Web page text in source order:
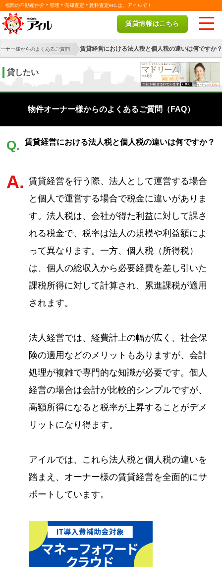
福岡の不動産仲介＊管理＊売却査定＊賃料査定etc.は、アイルで！
賃貸情報はこちら
ナー様からのよくあるご質問 賃貸経営における法人税と個人税の違いは何ですか？
貸したい
物件オーナー様からのよくあるご質問（FAQ）
Q. 賃貸経営における法人税と個人税の違いは何ですか？
A. 賃貸経営を行う際、法人として運営する場合
と個人で運営する場合で税金に違いがありま
す。法人税は、会社が得た利益に対して課さ
れる税金で、税率は法人の規模や利益額によ
って異なります。一方、個人税（所得税）
は、個人の総収入から必要経費を差し引いた
課税所得に対して計算され、累進課税が適用
されます。
法人経営では、経費計上の幅が広く、社会保
険の適用などのメリットもありますが、会計
処理が複雑で専門的な知識が必要です。個人
経営の場合は会計が比較的シンプルですが、
高額所得になると税率が上昇することがデメ
リットになり得ます。
アイルでは、これら法人税と個人税の違いを
踏まえ、オーナー様の賃貸経営を全面的にサ
ポートしています。